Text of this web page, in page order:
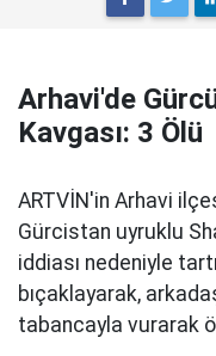
Arhavi'de
Kavgası: 3 Ölü
ARTVİN'in Arhavi
Gürcistan uyruklu
iddiası nedeniyle
bıçaklayarak,
tabancayla vurarak